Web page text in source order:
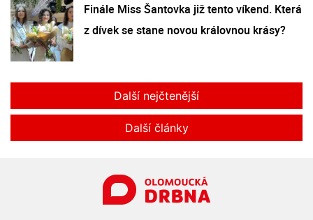
Finále Miss Šantovka již tento víkend. Která
z dívek se stane novou královnou krásy?
Další nejčtenější
Další články